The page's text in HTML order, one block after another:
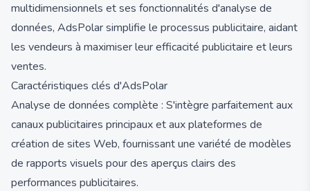
multidimensionnels et ses fonctionnalités d'analyse de
données, AdsPolar simplifie le processus publicitaire, aidant
les vendeurs à maximiser leur efficacité publicitaire et leurs
ventes.
Caractéristiques clés d'AdsPolar
Analyse de données complète : S'intègre parfaitement aux
canaux publicitaires principaux et aux plateformes de
création de sites Web, fournissant une variété de modèles
de rapports visuels pour des aperçus clairs des
performances publicitaires.